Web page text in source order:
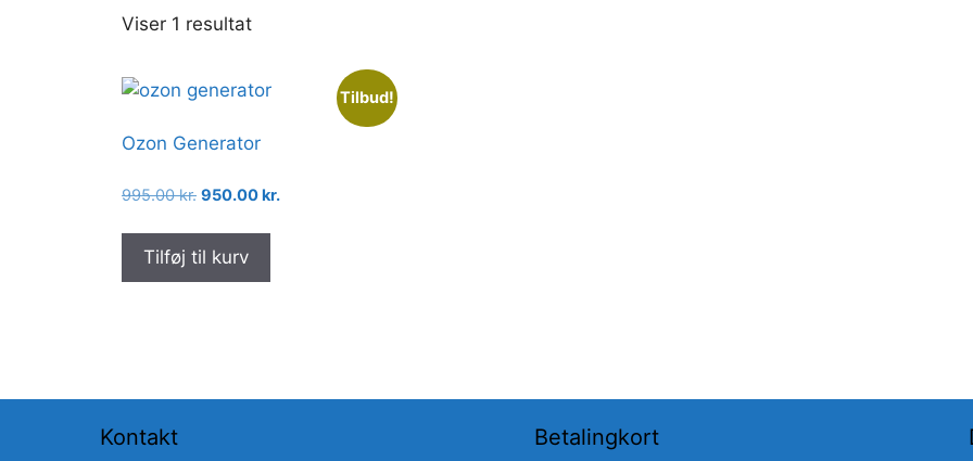
Viser 1 resultat
Tilbud!
Ozon Generator
995.00kr. Den
pris
var:
995.00 kr..
950.00kr.Den
Tilføj til kurv
Kontakt Betalingkort